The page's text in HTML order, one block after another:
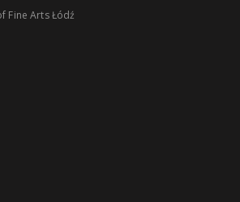
Fine Arts Łódź